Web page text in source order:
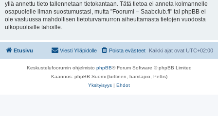
yllä annettu tieto tallennetaan tietokantaan. Tätä tietoa ei anneta kolmannelle
osapuolelle ilman suostumustasi, mutta "Foorumi – Saabclub.fi" tai phpBB ei
ole vastuussa mahdollisen tietoturvamurron aiheuttamasta tietojen vuodosta
ulkopuolisille tahoille.
Etusivu Kaikki ajat ovat UTC+02:00
Poista evästeet
Viesti Ylläpidolle
Keskustelufoorumin ohjelmisto phpBB® Forum Software © phpBB Limited
Käännös: phpBB Suomi (lurttinen, harritapio, Pettis)
Yksityisyys | Ehdot